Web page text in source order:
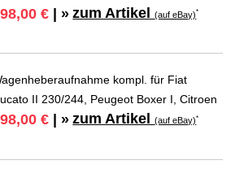
€ | » zum Artikel(auf eBay)*
kompl. für Fiat
II 230/244, Peugeot Boxer I, Citroen
€ | » zum Artikel(auf eBay)*